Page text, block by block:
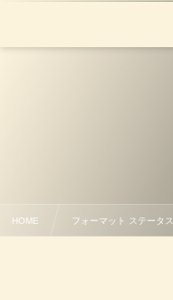
HOME フォーマット ステータス